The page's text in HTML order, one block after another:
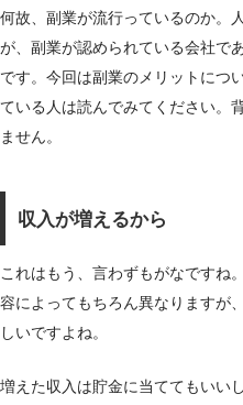
何故、副業が流行っているのか。
が、副業が認められている会社で
です。今回は副業のメリットにつ
ている人は読んでみてください。
ません。
収入が増えるから
これはもう、言わずもがなですね
容によってもちろん異なりますが
しいですよね。
増えた収入は貯金に当ててもいい